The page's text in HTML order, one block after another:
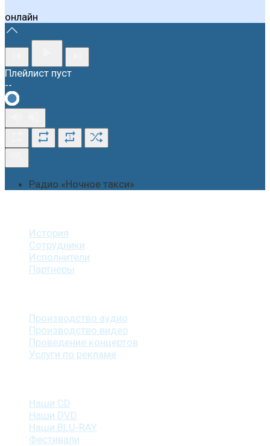
онлайн
Плейлист пуст
--
1
Радио «Ночное такси»
История
Сотрудники
Исполнители
Партнеры
Производство аудио
Производство видео
Проведение концертов
Услуги по рекламе
Наши CD
Наши DVD
Наши BLU-RAY
Фестивали